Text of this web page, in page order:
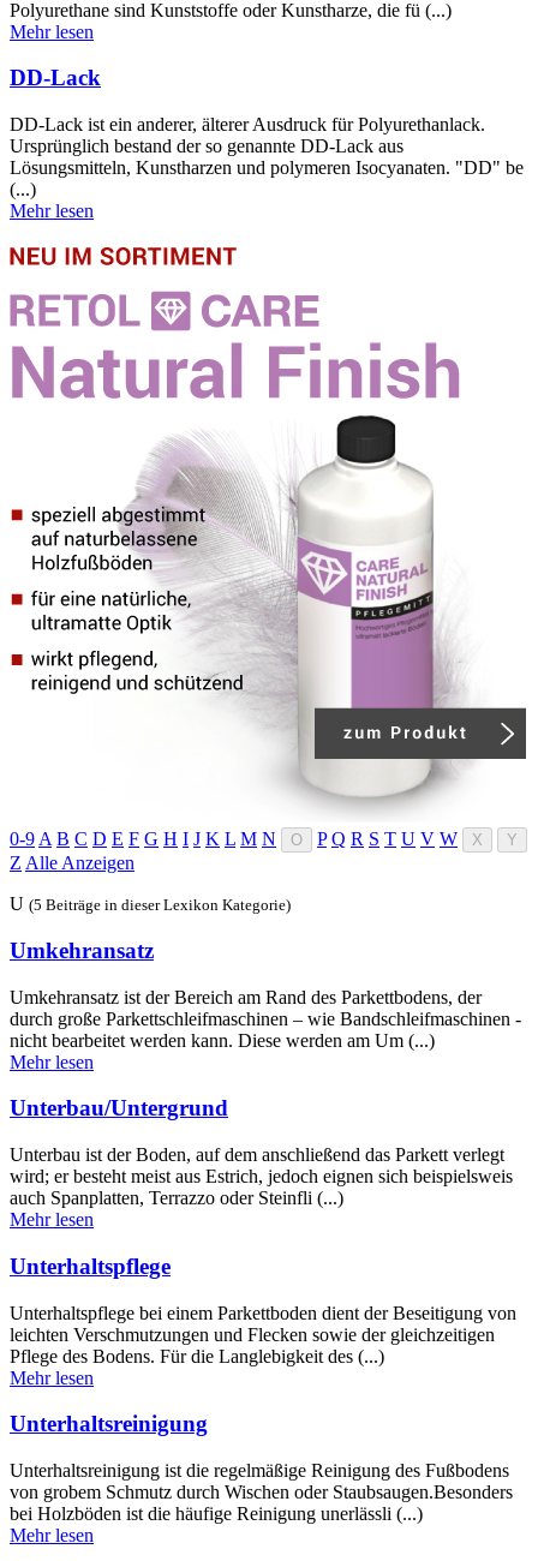
Polyurethane sind Kunststoffe oder Kunstharze, die fü (...)
Mehr lesen
DD-Lack
DD-Lack ist ein anderer, älterer Ausdruck für Polyurethanlack.
Ursprünglich bestand der so genannte DD-Lack aus
Lösungsmitteln, Kunstharzen und polymeren Isocyanaten. "DD" be
(...)
Mehr lesen
0-9 A B C D E F G H I J K L M N O P Q R S T U V W X Y
Z Alle Anzeigen
U (5 Beiträge in dieser Lexikon Kategorie)
Umkehransatz
Umkehransatz ist der Bereich am Rand des Parkettbodens, der
durch große Parkettschleifmaschinen – wie Bandschleifmaschinen -
nicht bearbeitet werden kann. Diese werden am Um (...)
Mehr lesen
Unterbau/Untergrund
Unterbau ist der Boden, auf dem anschließend das Parkett verlegt
wird; er besteht meist aus Estrich, jedoch eignen sich beispielsweis
auch Spanplatten, Terrazzo oder Steinfli (...)
Mehr lesen
Unterhaltspflege
Unterhaltspflege bei einem Parkettboden dient der Beseitigung von
leichten Verschmutzungen und Flecken sowie der gleichzeitigen
Pflege des Bodens. Für die Langlebigkeit des (...)
Mehr lesen
Unterhaltsreinigung
Unterhaltsreinigung ist die regelmäßige Reinigung des Fußbodens
von grobem Schmutz durch Wischen oder Staubsaugen.Besonders
bei Holzböden ist die häufige Reinigung unerlässli (...)
Mehr lesen